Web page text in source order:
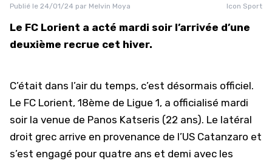
Publié le 24/01/24 par Melvin Moya Icon Sport
Le FC Lorient a acté mardi soir l’arrivée d’une
deuxième recrue cet hiver.
C’était dans l’air du temps, c’est désormais officiel.
Le FC Lorient, 18ème de Ligue 1, a officialisé mardi
soir la venue de Panos Katseris (22 ans). Le latéral
droit grec arrive en provenance de l’US Catanzaro et
s’est engagé pour quatre ans et demi avec les